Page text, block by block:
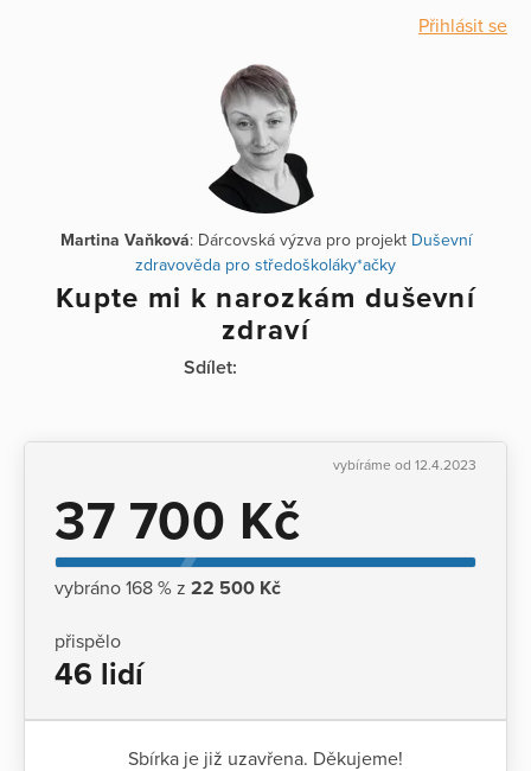
Přihlásit se
Martina Vaňková: Dárcovská výzva pro projekt Duševní
zdravověda pro středoškoláky*ačky
Kupte mi k narozkám duševní
zdraví
Sdílet:
vybíráme od 12.4.2023
37 700 Kč
vybráno 168 % z 22 500 Kč
přispělo
46 lidí
Sbírka je již uzavřena. Děkujeme!